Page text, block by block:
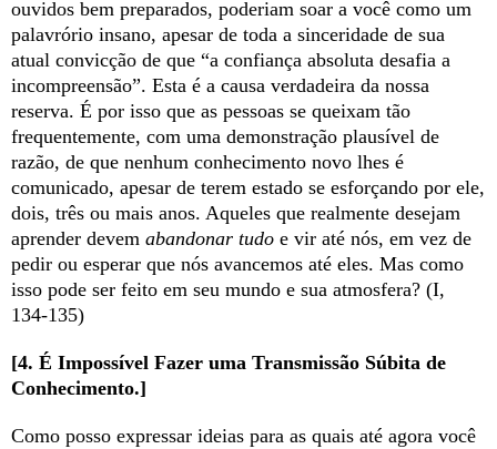
ouvidos bem preparados, poderiam soar a você como um
palavrório insano, apesar de toda a sinceridade de sua
atual convicção de que “a confiança absoluta desafia a
incompreensão”. Esta é a causa verdadeira da nossa
reserva. É por isso que as pessoas se queixam tão
frequentemente, com uma demonstração plausível de
razão, de que nenhum conhecimento novo lhes é
comunicado, apesar de terem estado se esforçando por ele,
dois, três ou mais anos. Aqueles que realmente desejam
aprender devem abandonar tudo e vir até nós, em vez de
pedir ou esperar que nós avancemos até eles. Mas como
isso pode ser feito em seu mundo e sua atmosfera? (I,
134-135)
[4. É Impossível Fazer uma Transmissão Súbita de
Conhecimento.]
Como posso expressar ideias para as quais até agora você